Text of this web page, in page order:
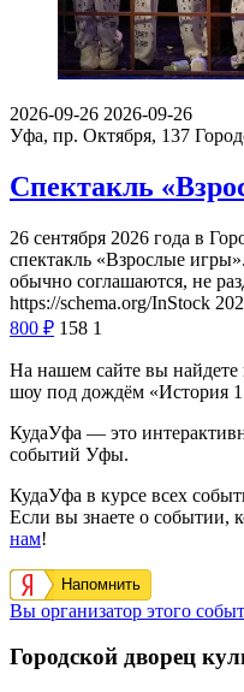
2026-09-26 2026-09-26
Уфа, пр. Октября, 137
Спектакль
26 сентября 2026 года в
спектакль «Взрослые
обычно соглашаются, не
https://schema.org/InStock
800 ₽ 158 1
На нашем сайте вы
шоу под дождём «История
КудаУфа — это
событий Уфы.
КудаУфа в курсе всех
Если вы знаете о событии,
нам!
Напомнить
Вы организатор этого
Городской дворец